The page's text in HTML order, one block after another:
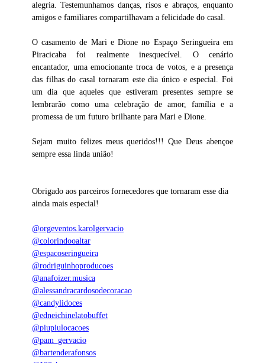
alegria. Testemunhamos danças, risos e abraços, enquanto
amigos e familiares compartilhavam a felicidade do casal.
O casamento de Mari e Dione no Espaço Seringueira em
Piracicaba foi realmente inesquecível. O cenário
encantador, uma emocionante troca de votos, e a presença
das filhas do casal tornaram este dia único e especial. Foi
um dia que aqueles que estiveram presentes sempre se
lembrarão como uma celebração de amor, família e a
promessa de um futuro brilhante para Mari e Dione.
Sejam muito felizes meus queridos!!! Que Deus abençoe
sempre essa linda união!
Obrigado aos parceiros fornecedores que tornaram esse dia
ainda mais especial!
@orgeventos.karolgervacio
@colorindooaltar
@espacoseringueira
@rodriguinhoproducoes
@anafoizer.musica
@alessandracardosodecoracao
@candylidoces
@edneichinelatobuffet
@piupiulocacoes
@pam_gervacio
@bartenderafonsos